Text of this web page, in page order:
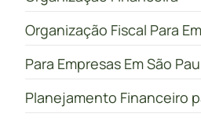
Organização Fiscal Para
Para Empresas Em São
Planejamento Financeiro